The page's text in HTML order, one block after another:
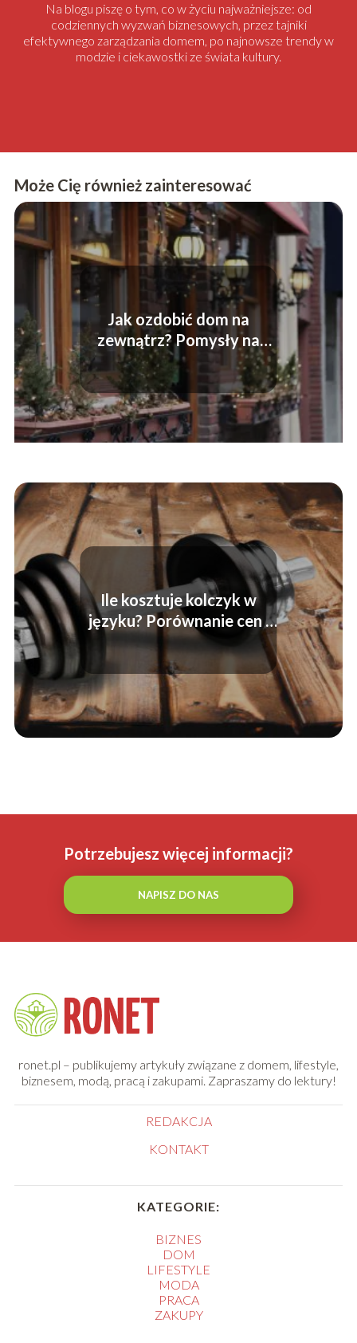
Na blogu piszę o tym, co w życiu najważniejsze: od
codziennych wyzwań biznesowych, przez tajniki
efektywnego zarządzania domem, po najnowsze trendy w
modzie i ciekawostki ze świata kultury.
Może Cię również zainteresować
Jak ozdobić dom na
zewnątrz? Pomysły na
piękne dekoracje na Boże
Narodzenie
Ile kosztuje kolczyk w
języku? Porównanie cen i
popularne modele
Potrzebujesz więcej informacji?
NAPISZ DO NAS
ronet.pl – publikujemy artykuły związane z domem, lifestyle,
biznesem, modą, pracą i zakupami. Zapraszamy do lektury!
REDAKCJA
KONTAKT
KATEGORIE:
BIZNES
DOM
LIFESTYLE
MODA
PRACA
ZAKUPY